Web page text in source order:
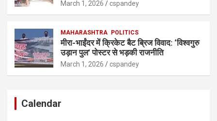
March 1, 2026 cspandey
MAHARASHTRA POLITICS
मीरा-भाईंदर में क्रिकेट बैट ब्रिज विवाद: ‘विश्वगुरु
उड़ान पुल’ पोस्टर से भड़की राजनीति
March 1, 2026 cspandey
Calendar